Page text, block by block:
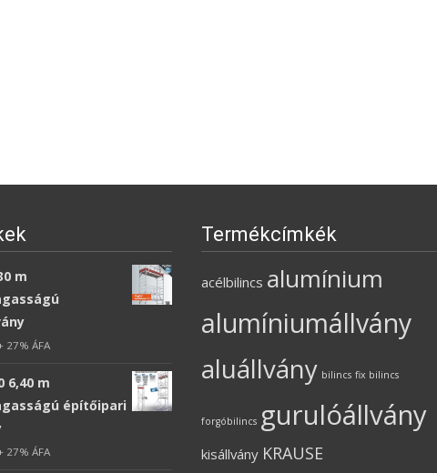
m
27% ÁFA
6,40 m
építőipari
27% ÁFA
Termékcímkék
acélbilincs alumínium
alumíniumállvány
aluállvány bilincs fix bilincs
forgóbilincs gurulóállvány
kisállvány KRAUSE